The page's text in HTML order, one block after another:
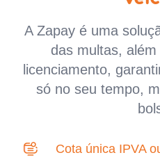
A Zapay é uma
das multas,
licenciamento,
só no seu tempo,
Cota única IPVA